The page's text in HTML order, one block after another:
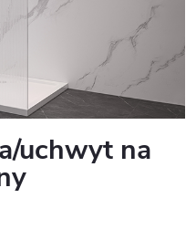
uchwyt na